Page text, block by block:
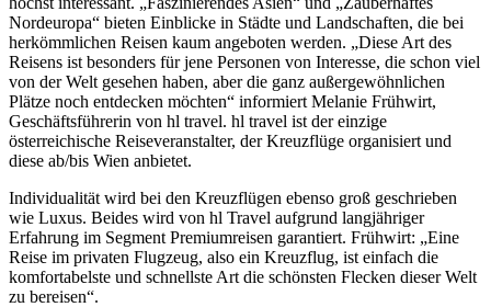
Nordeuropa“ bieten Einblicke in Städte und Landschaften, die bei
herkömmlichen Reisen kaum angeboten werden. „Diese Art des
Reisens ist besonders für jene Personen von Interesse, die schon viel
von der Welt gesehen haben, aber die ganz außergewöhnlichen
Plätze noch entdecken möchten“ informiert Melanie Frühwirt,
Geschäftsführerin von hl travel. hl travel ist der einzige
österreichische Reiseveranstalter, der Kreuzflüge organisiert und
diese ab/bis Wien anbietet.
Individualität wird bei den Kreuzflügen ebenso groß geschrieben
wie Luxus. Beides wird von hl Travel aufgrund langjähriger
Erfahrung im Segment Premiumreisen garantiert. Frühwirt: „Eine
Reise im privaten Flugzeug, also ein Kreuzflug, ist einfach die
komfortabelste und schnellste Art die schönsten Flecken dieser Welt
zu bereisen“.